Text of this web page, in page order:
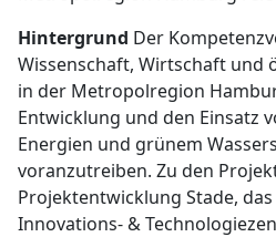
Hintergrund Der
Wissenschaft, Wirtschaft und
in der Metropolregion
Entwicklung und den Einsatz
Energien und grünem
voranzutreiben. Zu den
Projektentwicklung Stade,
Innovations- &